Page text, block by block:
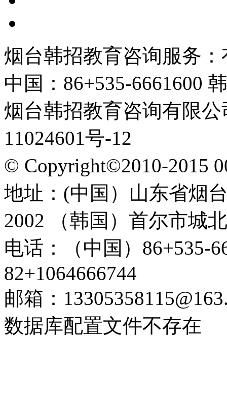
烟台韩招教育咨询服务
中国：86+535-6661600
烟台韩招教育咨询有限
11024601号-12
© Copyright©2010-2015
地址：(中国）山东省烟
2002 （韩国）首尔市城
电话：（中国）86+535-
82+1064666744
邮箱：
数据库配置文件不存在